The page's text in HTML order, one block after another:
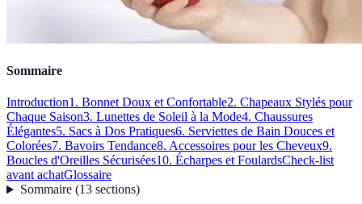
Sommaire
Introduction1. Bonnet Doux et Confortable2. Chapeaux Stylés pour
Chaque Saison3. Lunettes de Soleil à la Mode4. Chaussures
Élégantes5. Sacs à Dos Pratiques6. Serviettes de Bain Douces et
Colorées7. Bavoirs Tendance8. Accessoires pour les Cheveux9.
Boucles d'Oreilles Sécurisées10. Écharpes et FoulardsCheck-list
avant achatGlossaire
Sommaire(13 sections)